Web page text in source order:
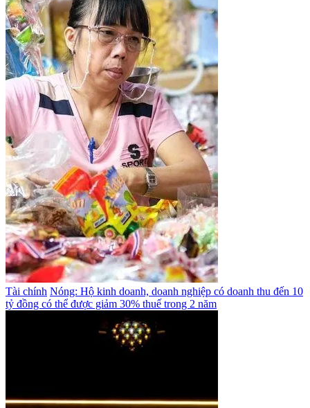
Tài chính Nóng: Hộ kinh doanh, doanh nghiệp có doanh thu đến 10
tỷ đồng có thể được giảm 30% thuế trong 2 năm